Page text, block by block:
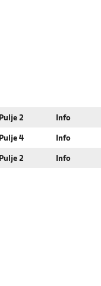
Pulje 2 Info
Pulje 4 Info
Pulje 2 Info